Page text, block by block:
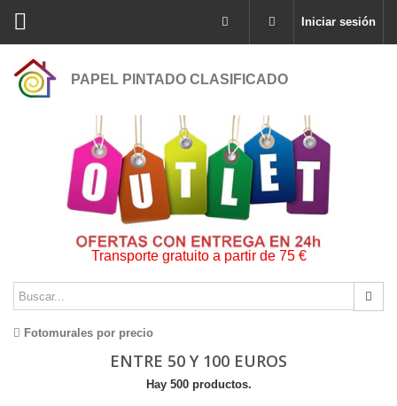
Iniciar sesión
PAPEL PINTADO CLASIFICADO
Transporte gratuito a partir de 75 €
Fotomurales por precio
ENTRE 50 Y 100 EUROS
Hay 500 productos.